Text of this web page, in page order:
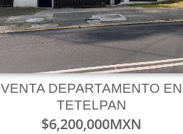
VENTA DEPARTAMENTO EN
TETELPAN
$6,200,000MXN